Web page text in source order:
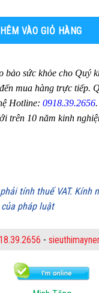
VÀO GIỎ HÀNG
sức khỏe cho Quý
mua hàng trực tiếp.
Hotline: 0918.39.2656
trên 10 năm kinh
tính thuế VAT. Kính
pháp luật
-